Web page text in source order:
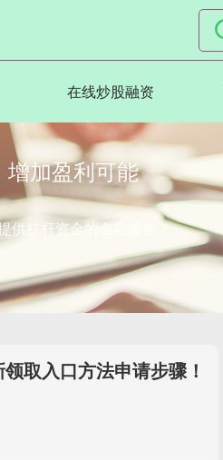
在线炒股融资
增加盈利可能
供杠杆资金的金融服务！
取入口方法申请步骤！